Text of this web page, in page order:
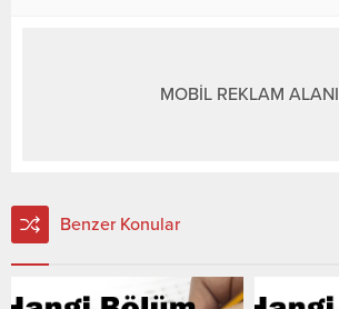
MOBİL REKLAM ALANI
Benzer Konular